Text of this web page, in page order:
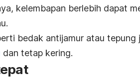
kelembapan berlebih dapat
bedak antijamur atau tepung
dan tetap kering.